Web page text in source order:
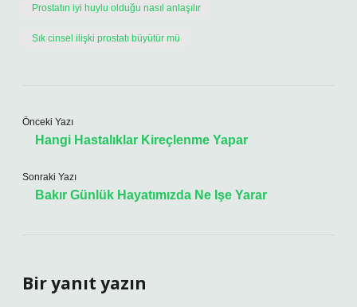
Prostatın iyi huylu olduğu nasıl anlaşılır
Sık cinsel ilişki prostatı büyütür mü
Önceki Yazı
Hangi Hastalıklar Kireçlenme Yapar
Sonraki Yazı
Bakır Günlük Hayatımızda Ne Işe Yarar
Bir yanıt yazın